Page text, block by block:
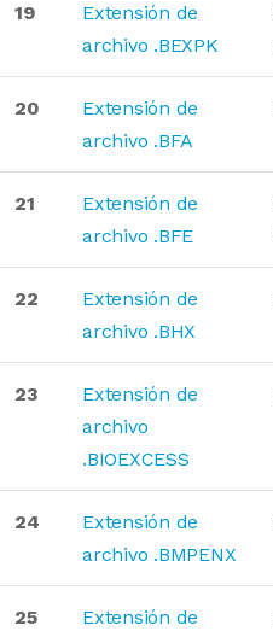
19
Extensión de
archivo .BEXPK
20
Extensión de
archivo .BFA
21
Extensión de
archivo .BFE
22
Extensión de
archivo .BHX
23
Extensión de
archivo
.BIOEXCESS
24
Extensión de
archivo .BMPENX
25
Extensión de